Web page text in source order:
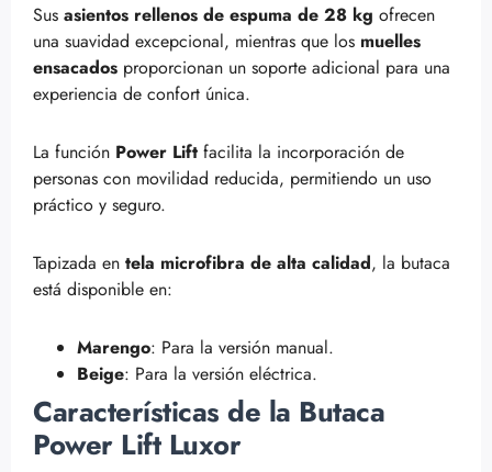
Sus asientos rellenos de espuma de 28 kg ofrecen
una suavidad excepcional, mientras que los muelles
ensacados proporcionan un soporte adicional para una
experiencia de confort única.
La función Power Lift facilita la incorporación de
personas con movilidad reducida, permitiendo un uso
práctico y seguro.
Tapizada en tela microfibra de alta calidad, la butaca
está disponible en:
Marengo: Para la versión manual.
Beige: Para la versión eléctrica.
Características de la Butaca
Power Lift Luxor